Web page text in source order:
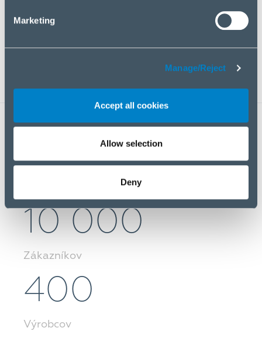
Marketing
Manage/Reject
Accept all cookies
Allow selection
Deny
Rozsiahle portfólio produktov s mnohými
alternatívami z hľadiska ceny a vlastností.
40 000
10 000
Zákazníkov
400
Výrobcov